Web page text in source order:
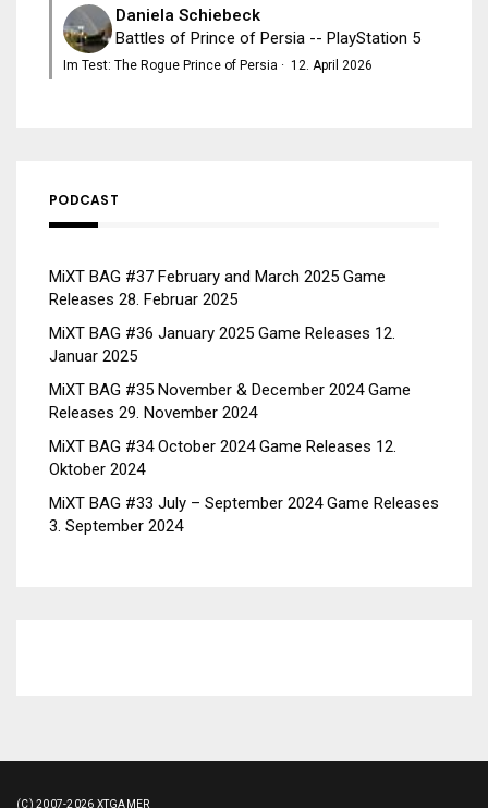
Daniela Schiebeck
Battles of Prince of Persia -- PlayStation 5
Im Test: The Rogue Prince of Persia · 12. April 2026
PODCAST
MiXT BAG #37 February and March 2025 Game
Releases 28. Februar 2025
MiXT BAG #36 January 2025 Game Releases 12.
Januar 2025
MiXT BAG #35 November & December 2024 Game
Releases 29. November 2024
MiXT BAG #34 October 2024 Game Releases 12.
Oktober 2024
MiXT BAG #33 July – September 2024 Game Releases
3. September 2024
(C) 2007-2026 XTGAMER